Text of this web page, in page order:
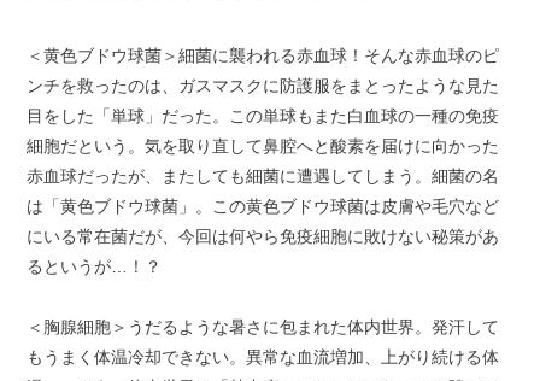
＜黄色ブドウ球菌＞細菌に襲われる赤血球！そんな赤血球のピ
ンチを救ったのは、ガスマスクに防護服をまとったような見た
目をした「単球」だった。この単球もまた白血球の一種の免疫
細胞だという。気を取り直して鼻腔へと酸素を届けに向かった
赤血球だったが、またしても細菌に遭遇してしまう。細菌の名
は「黄色ブドウ球菌」。この黄色ブドウ球菌は皮膚や毛穴など
にいる常在菌だが、今回は何やら免疫細胞に敗けない秘策があ
るというが…！？
＜胸腺細胞＞うだるような暑さに包まれた体内世界。発汗して
もうまく体温冷却できない。異常な血流増加、上がり続ける体